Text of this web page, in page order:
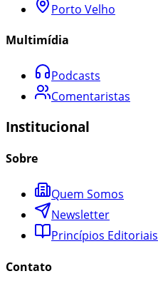
Porto Velho
Multimídia
Podcasts
Comentaristas
Institucional
Sobre
Quem Somos
Newsletter
Princípios Editoriais
Contato